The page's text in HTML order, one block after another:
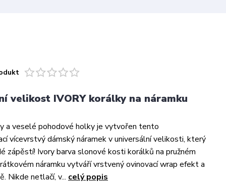
velikost IVORY korálky na náramku
a veselé pohodové holky je vytvořen tento
vícevrstvý dámský náramek v universální velikosti, který
zápěstí! Ivory barva slonové kosti korálků na pružném
náramku vytváří vrstvený ovinovací wrap efekt a
Nikde netlačí, v... celý popis